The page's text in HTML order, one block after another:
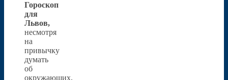
Гороскоп
для
Львов,
несмотря
на
привычку
думать
об
окружающих,